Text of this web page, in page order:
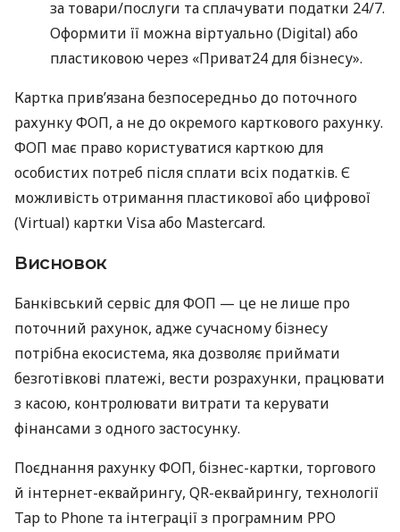
за товари/послуги та сплачувати податки 24/7.
Оформити її можна віртуально (Digital) або
пластиковою через «Приват24 для бізнесу».
Картка прив’язана безпосередньо до поточного
рахунку ФОП, а не до окремого карткового рахунку.
ФОП має право користуватися карткою для
особистих потреб після сплати всіх податків. Є
можливість отримання пластикової або цифрової
(Virtual) картки Visa або Mastercard.
Висновок
Банківський сервіс для ФОП — це не лише про
поточний рахунок, адже сучасному бізнесу
потрібна екосистема, яка дозволяє приймати
безготівкові платежі, вести розрахунки, працювати
з касою, контролювати витрати та керувати
фінансами з одного застосунку.
Поєднання рахунку ФОП, бізнес-картки, торгового
й інтернет-еквайрингу, QR-еквайрингу, технології
Tap to Phone та інтеграції з програмним РРО